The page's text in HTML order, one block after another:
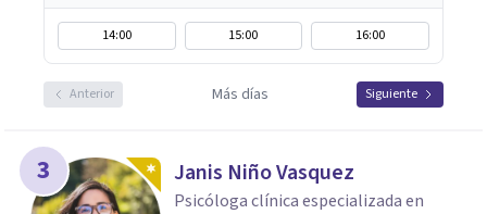
14:00 15:00 16:00
Anterior Más días Siguiente
3 Janis Niño Vasquez
Psicóloga clínica especializada en